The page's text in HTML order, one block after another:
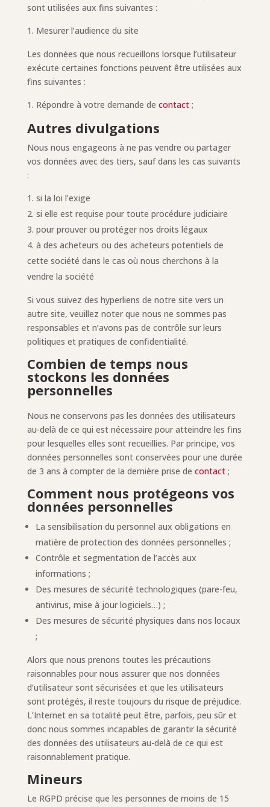
sont utilisées aux fins suivantes :
Mesurer l’audience du site
Les données que nous recueillons lorsque l’utilisateur
exécute certaines fonctions peuvent être utilisées aux
fins suivantes :
Répondre à votre demande de contact ;
Autres divulgations
Nous nous engageons à ne pas vendre ou partager
vos données avec des tiers, sauf dans les cas suivants
:
si la loi l’exige
si elle est requise pour toute procédure judiciaire
pour prouver ou protéger nos droits légaux
à des acheteurs ou des acheteurs potentiels de
cette société dans le cas où nous cherchons à la
vendre la société
Si vous suivez des hyperliens de notre site vers un
autre site, veuillez noter que nous ne sommes pas
responsables et n’avons pas de contrôle sur leurs
politiques et pratiques de confidentialité.
Combien de temps nous
stockons les données
personnelles
Nous ne conservons pas les données des utilisateurs
au-delà de ce qui est nécessaire pour atteindre les fins
pour lesquelles elles sont recueillies. Par principe, vos
données personnelles sont conservées pour une durée
de 3 ans à compter de la dernière prise de contact;
Comment nous protégeons vos
données personnelles
La sensibilisation du personnel aux obligations en
matière de protection des données personnelles ;
Contrôle et segmentation de l’accès aux
informations ;
Des mesures de sécurité technologiques (pare-feu,
antivirus, mise à jour logiciels…) ;
Des mesures de sécurité physiques dans nos locaux
;
Alors que nous prenons toutes les précautions
raisonnables pour nous assurer que nos données
d’utilisateur sont sécurisées et que les utilisateurs
sont protégés, il reste toujours du risque de préjudice.
L’Internet en sa totalité peut être, parfois, peu sûr et
donc nous sommes incapables de garantir la sécurité
des données des utilisateurs au-delà de ce qui est
raisonnablement pratique.
Mineurs
Le RGPD précise que les personnes de moins de 15